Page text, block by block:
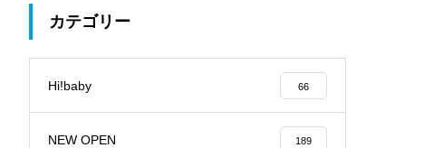
バレンタイン2023 @Patisserie
カテゴリー
Hi!baby 66
NEW OPEN 189